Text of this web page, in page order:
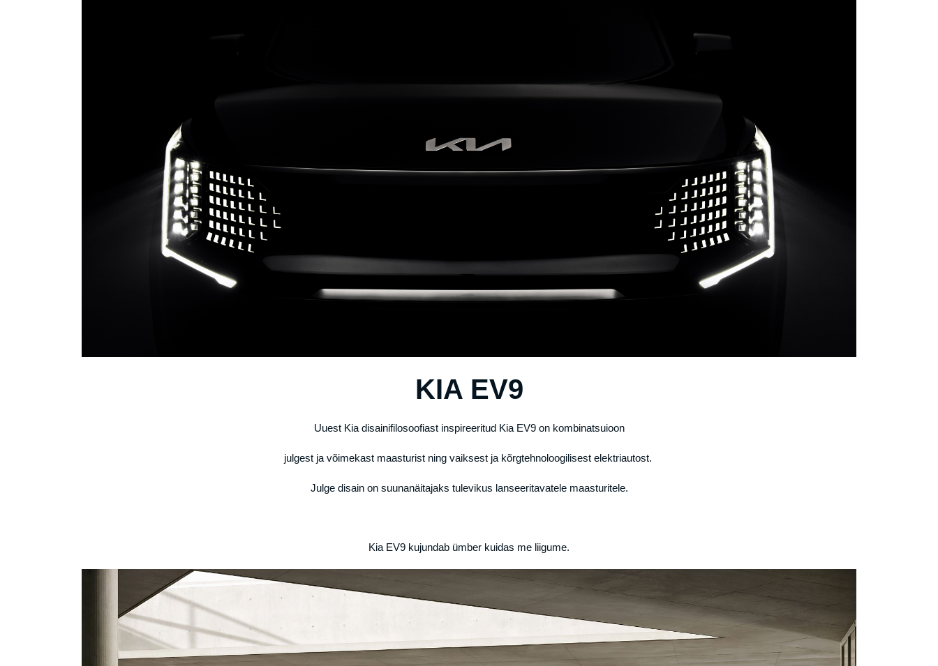
KIA EV9
Uuest Kia disainifilosoofiast inspireeritud Kia EV9 on kombinatsuioon
julgest ja võimekast maasturist ning vaiksest ja kõrgtehnoloogilisest elektriautost.
Julge disain on suunanäitajaks tulevikus lanseeritavatele maasturitele.
Kia EV9 kujundab ümber kuidas me liigume.